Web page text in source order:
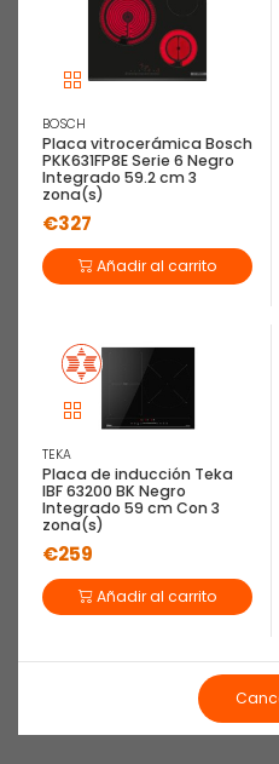
BOSCH
Placa vitrocerámica Bosch
PKK631FP8E Serie 6 Negro
Integrado 59.2 cm 3
zona(s)
€327
Añadir al carrito
TEKA
Placa de inducción Teka
IBF 63200 BK Negro
Integrado 59 cm Con 3
zona(s)
€259
Añadir al carrito